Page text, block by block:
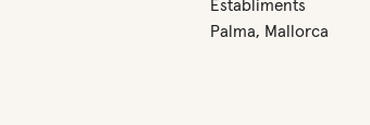
Establiments
Palma, Mallorca